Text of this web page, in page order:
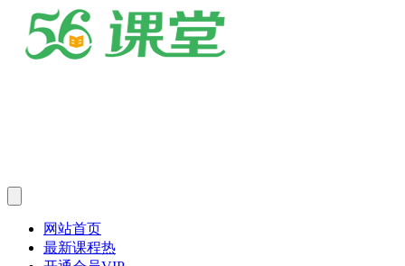
网站首页
最新课程热